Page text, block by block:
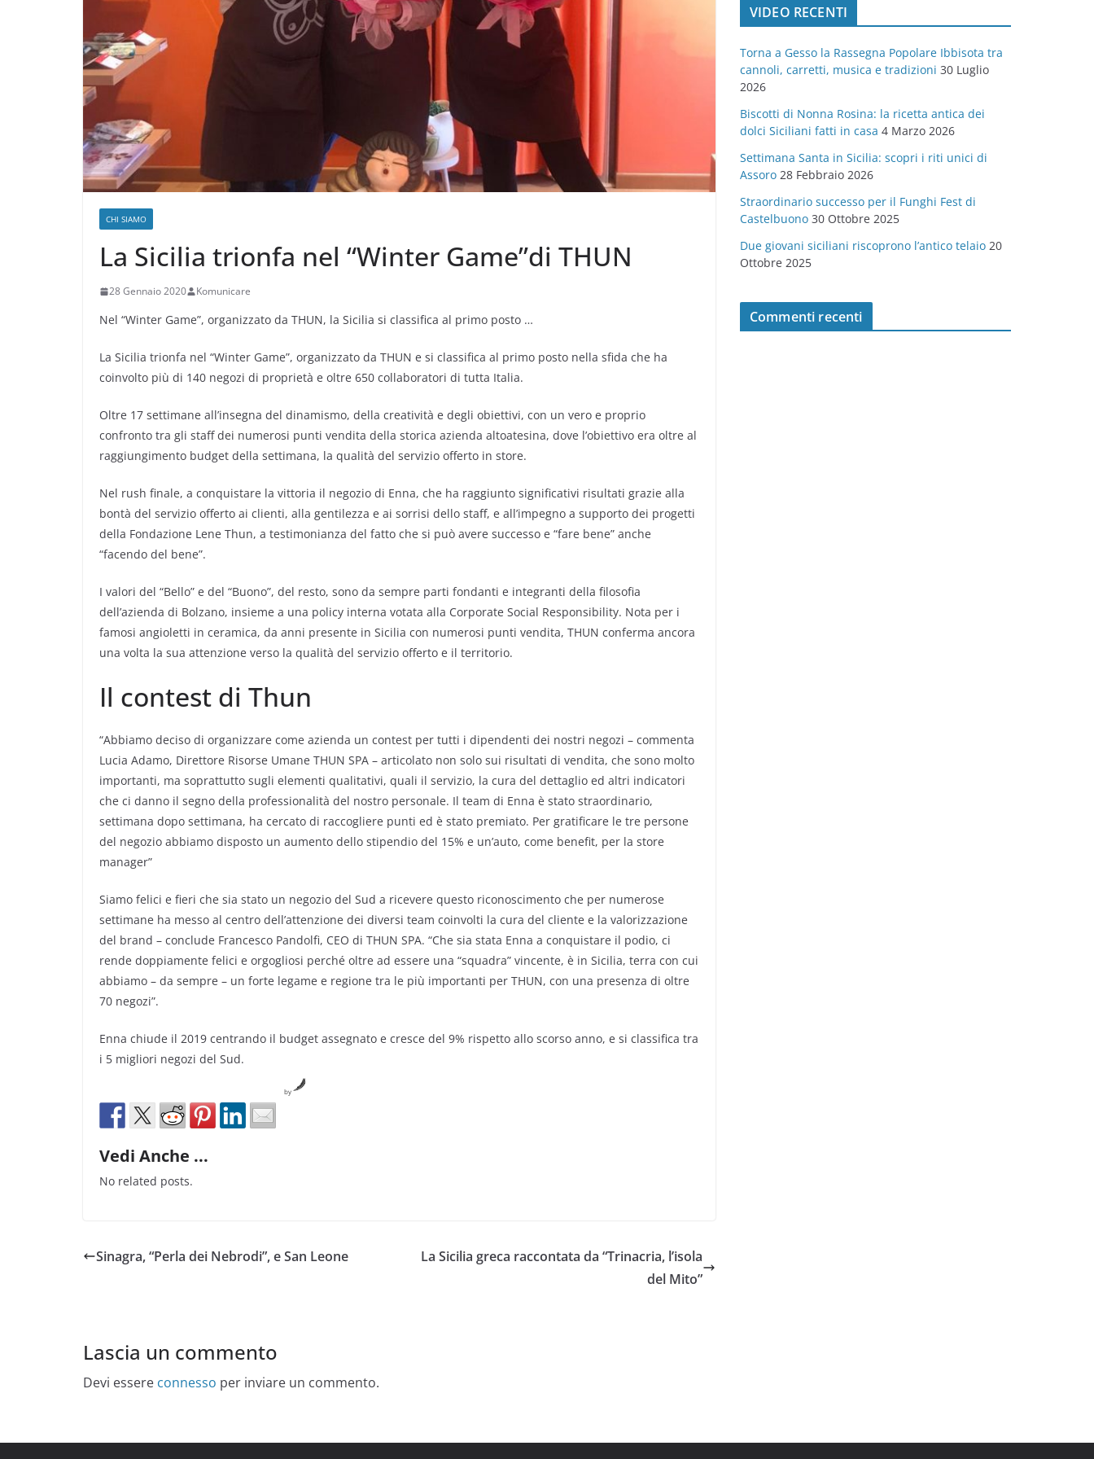
CHI SIAMO
La Sicilia trionfa nel “Winter Game”di THUN
28 Gennaio 2020 Komunicare
Nel “Winter Game”, organizzato da THUN, la Sicilia si classifica al primo posto …
La Sicilia trionfa nel “Winter Game”, organizzato da THUN e si classifica al primo posto nella sfida che ha
coinvolto più di 140 negozi di proprietà e oltre 650 collaboratori di tutta Italia.
Oltre 17 settimane all’insegna del dinamismo, della creatività e degli obiettivi, con un vero e proprio
confronto tra gli staff dei numerosi punti vendita della storica azienda altoatesina, dove l’obiettivo era oltre al
raggiungimento budget della settimana, la qualità del servizio offerto in store.
Nel rush finale, a conquistare la vittoria il negozio di Enna, che ha raggiunto significativi risultati grazie alla
bontà del servizio offerto ai clienti, alla gentilezza e ai sorrisi dello staff, e all’impegno a supporto dei progetti
della Fondazione Lene Thun, a testimonianza del fatto che si può avere successo e “fare bene” anche
“facendo del bene”.
I valori del “Bello” e del “Buono”, del resto, sono da sempre parti fondanti e integranti della filosofia
dell’azienda di Bolzano, insieme a una policy interna votata alla Corporate Social Responsibility. Nota per i
famosi angioletti in ceramica, da anni presente in Sicilia con numerosi punti vendita, THUN conferma ancora
una volta la sua attenzione verso la qualità del servizio offerto e il territorio.
Il contest di Thun
“Abbiamo deciso di organizzare come azienda un contest per tutti i dipendenti dei nostri negozi – commenta
Lucia Adamo, Direttore Risorse Umane THUN SPA – articolato non solo sui risultati di vendita, che sono molto
importanti, ma soprattutto sugli elementi qualitativi, quali il servizio, la cura del dettaglio ed altri indicatori
che ci danno il segno della professionalità del nostro personale. Il team di Enna è stato straordinario,
settimana dopo settimana, ha cercato di raccogliere punti ed è stato premiato. Per gratificare le tre persone
del negozio abbiamo disposto un aumento dello stipendio del 15% e un’auto, come benefit, per la store
manager”
Siamo felici e fieri che sia stato un negozio del Sud a ricevere questo riconoscimento che per numerose
settimane ha messo al centro dell’attenzione dei diversi team coinvolti la cura del cliente e la valorizzazione
del brand – conclude Francesco Pandolfi, CEO di THUN SPA. “Che sia stata Enna a conquistare il podio, ci
rende doppiamente felici e orgogliosi perché oltre ad essere una “squadra” vincente, è in Sicilia, terra con cui
abbiamo – da sempre – un forte legame e regione tra le più importanti per THUN, con una presenza di oltre
70 negozi”.
Enna chiude il 2019 centrando il budget assegnato e cresce del 9% rispetto allo scorso anno, e si classifica tra
i 5 migliori negozi del Sud.
by
Vedi Anche ...
No related posts.
Sinagra, “Perla dei Nebrodi”, e San Leone
La Sicilia greca raccontata da “Trinacria, l’isola
del Mito”
Lascia un commento
Devi essere connesso per inviare un commento.
o
r
e
VIDEO RECENTI
Torna a Gesso la Rassegna Popolare Ibbisota tra
cannoli, carretti, musica e tradizioni 30 Luglio
2026
Biscotti di Nonna Rosina: la ricetta antica dei
dolci Siciliani fatti in casa 4 Marzo 2026
Settimana Santa in Sicilia: scopri i riti unici di
Assoro 28 Febbraio 2026
Straordinario successo per il Funghi Fest di
Castelbuono 30 Ottobre 2025
Due giovani siciliani riscoprono l’antico telaio 20
Ottobre 2025
Commenti recenti